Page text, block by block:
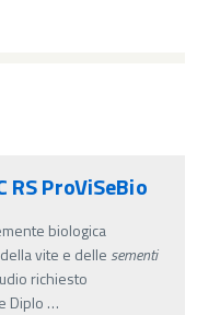
RS ProViSeBio
biologica
vite e delle sementi
richiesto
Diplo …